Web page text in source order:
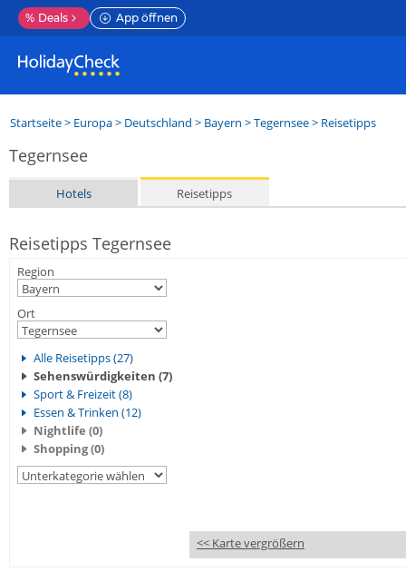
% Deals App öffnen
Startseite> Europa> Deutschland > Bayern >Tegernsee> Reisetipps
Tegernsee
Hotels Reisetipps
Reisetipps Tegernsee
Region
Ort
Alle Reisetipps (27)
Sehenswürdigkeiten (7)
Sport & Freizeit (8)
Essen & Trinken (12)
Nightlife (0)
Shopping (0)
<< Karte vergrößern